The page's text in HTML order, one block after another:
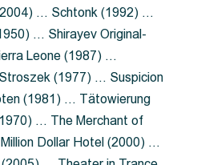
… Schtonk (1992) …
… Shirayev Original-
Leone (1987) …
(1977) … Suspicion
(1981) … Tätowierung
… The Merchant of
Dollar Hotel (2000) …